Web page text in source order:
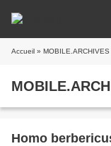
Accueil » MOBILE.ARCHIVES
Homo